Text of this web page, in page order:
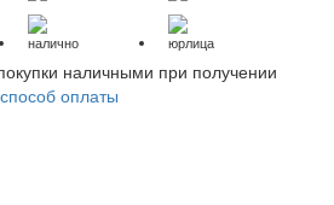
налично юрлица
наличными при получении
способ оплаты